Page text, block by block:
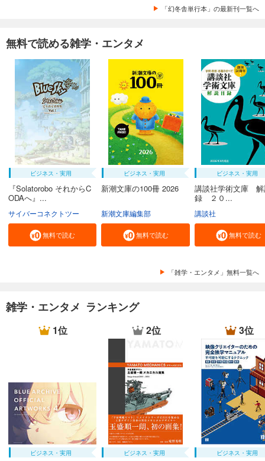
「幻冬舎単行本」の最新刊一覧へ
無料で読める雑学・エンタメ
ビジネス・実用
『Solatorobo それからC
ODAへ』...
サイバーコネクトツー
無料で読む
ビジネス・実用
新潮文庫の100冊 2026
新潮文庫編集部
無料で読む
ビジネス・実用
講談社学術文庫 解
録 ２０...
講談社
無料で読む
「雑学・エンタメ」無料一覧へ
雑学・エンタメ ランキング
1位
ビジネス・実用
2位
ビジネス・実用
3位
ビジネス・実用